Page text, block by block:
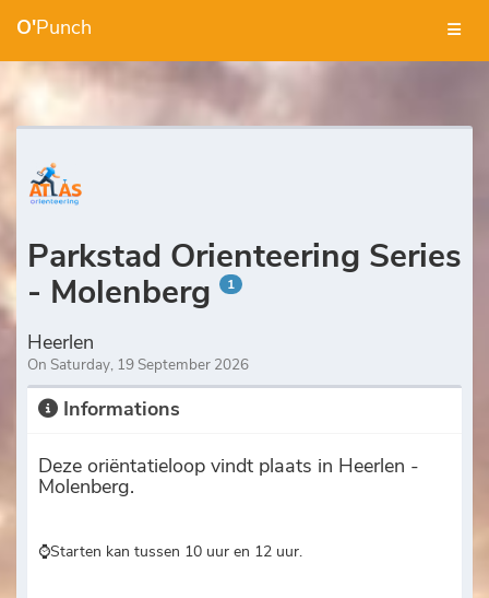
O'Punch
Parkstad Orienteering Series
- Molenberg
1
Heerlen
On Saturday, 19 September 2026
Informations
Deze oriëntatieloop vindt plaats in Heerlen -
Molenberg.
⌚Starten kan tussen 10 uur en 12 uur.